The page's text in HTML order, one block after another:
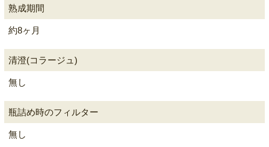
熟成期間
約8ヶ月
清澄(コラージュ)
無し
瓶詰め時のフィルター
無し